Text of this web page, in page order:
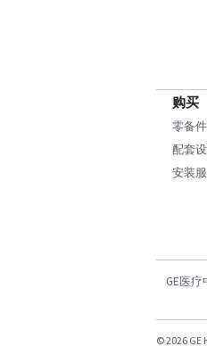
购买
零备件
配套
安装
GE医疗
© 2026